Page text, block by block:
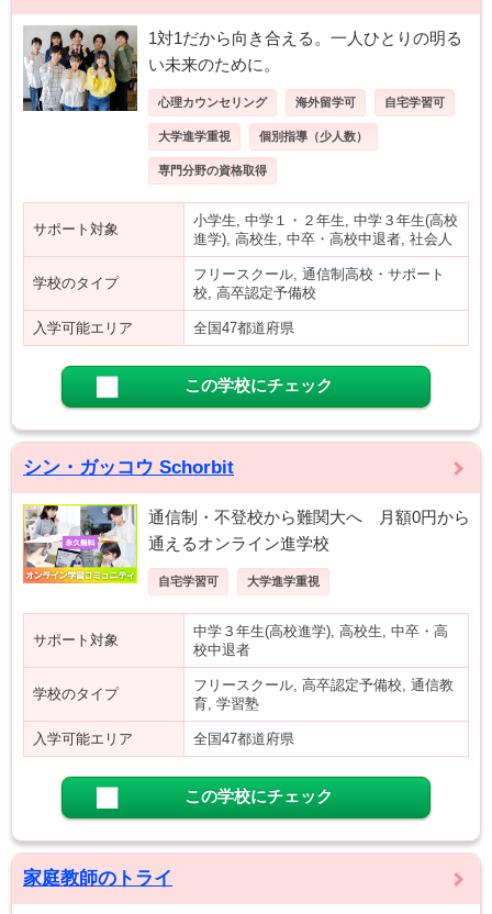
1対1だから向き合える。一人ひとりの明る
い未来のために。
心理カウンセリング 海外留学可 自宅学習可
大学進学重視 個別指導（少人数）
専門分野の資格取得
サポート対象
小学生, 中学１・２年生, 中学３年生(高校
進学), 高校生, 中卒・高校中退者, 社会人
学校のタイプ
フリースクール, 通信制高校・サポート
校, 高卒認定予備校
入学可能エリア 全国47都道府県
この学校にチェック
シン・ガッコウ Schorbit
通信制・不登校から難関大へ 月額0円から
通えるオンライン進学校
自宅学習可 大学進学重視
サポート対象
中学３年生(高校進学), 高校生, 中卒・高
校中退者
学校のタイプ
フリースクール, 高卒認定予備校, 通信教
育, 学習塾
入学可能エリア 全国47都道府県
この学校にチェック
家庭教師のトライ